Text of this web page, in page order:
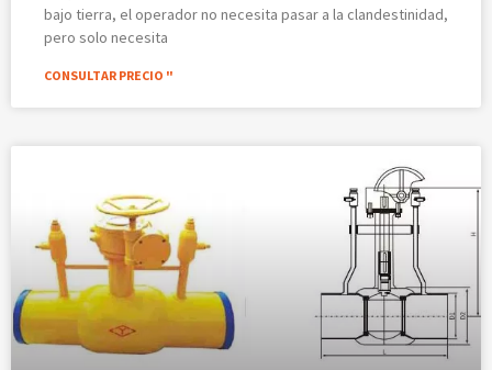
bajo tierra, el operador no necesita pasar a la clandestinidad,
pero solo necesita
CONSULTAR PRECIO "